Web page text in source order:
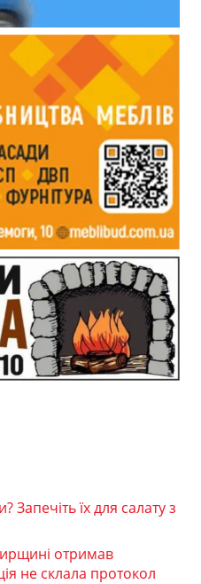
Запечіть їх для салату з
отримав
не склала протокол